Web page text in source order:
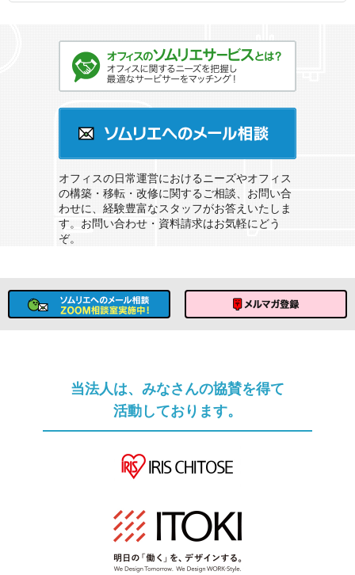
オフィスの日常運営におけるニーズやオフィス
の構築・移転・改修に関するご相談、お問い合
わせに、経験豊富なスタッフがお答えいたしま
す。お問い合わせ・資料請求はお気軽にどう
ぞ。
当法人は、みなさんの協賛を得て
活動しております。